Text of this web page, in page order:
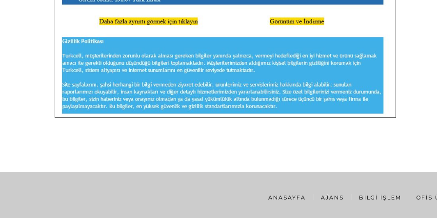
ANASAYFA AJANS BILGI İŞLEM OFIS